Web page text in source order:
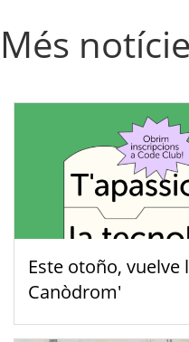
Més
Este otoño, vuelve
Canòdrom'